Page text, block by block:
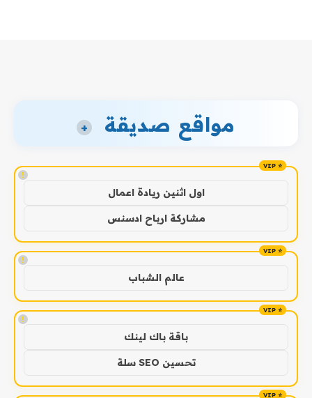
مواقع صديقة +
!
اول اثنين ريادة اعمال
مشاركة ارباح ادسنس
!
عالم الشباب
!
باقة باك لينك
تحسين SEO سلة